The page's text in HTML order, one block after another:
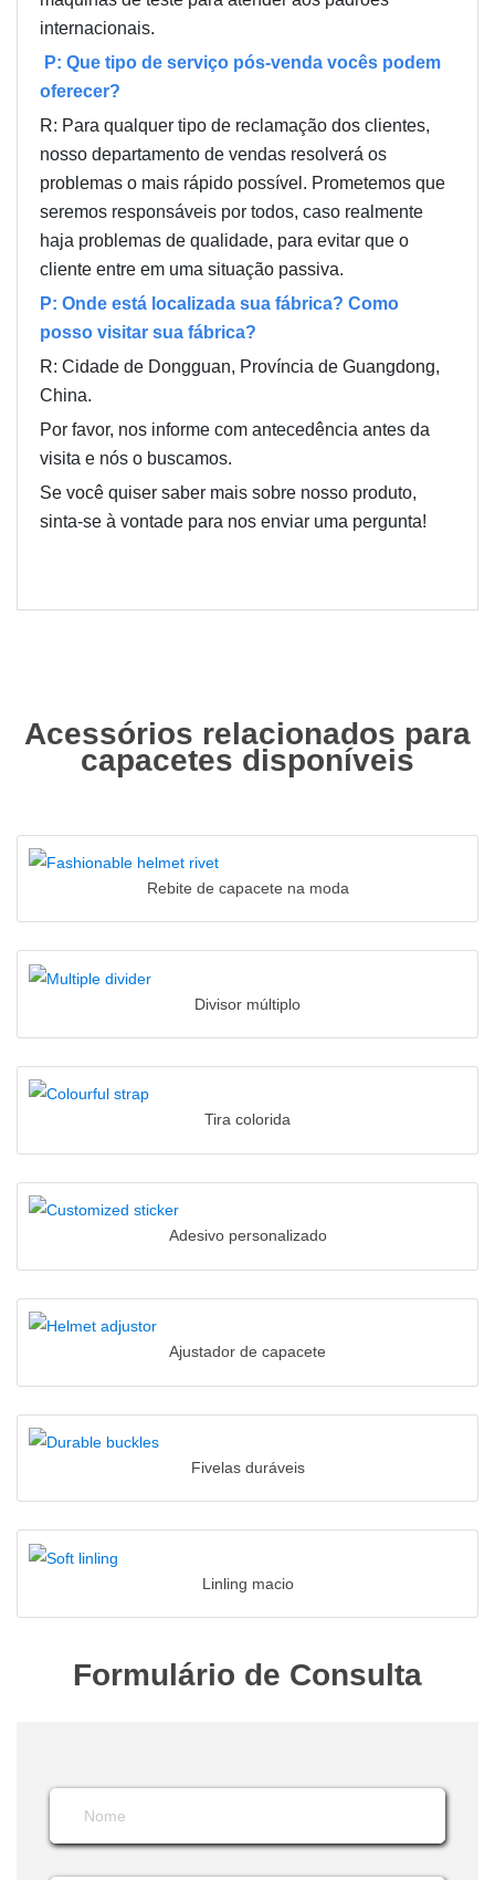
internacionais.
P: Que tipo de serviço pós-venda vocês podem
oferecer?
R: Para qualquer tipo de reclamação dos clientes,
nosso departamento de vendas resolverá os
problemas o mais rápido possível. Prometemos que
seremos responsáveis por todos, caso realmente
haja problemas de qualidade, para evitar que o
cliente entre em uma situação passiva.
P: Onde está localizada sua fábrica? Como
posso visitar sua fábrica?
R: Cidade de Dongguan, Província de Guangdong,
China.
Por favor, nos informe com antecedência antes da
visita e nós o buscamos.
Se você quiser saber mais sobre nosso produto,
sinta-se à vontade para nos enviar uma pergunta!
Acessórios relacionados para
capacetes disponíveis
Rebite de capacete na moda
Divisor múltiplo
Tira colorida
Adesivo personalizado
Ajustador de capacete
Fivelas duráveis
Linling macio
Formulário de Consulta